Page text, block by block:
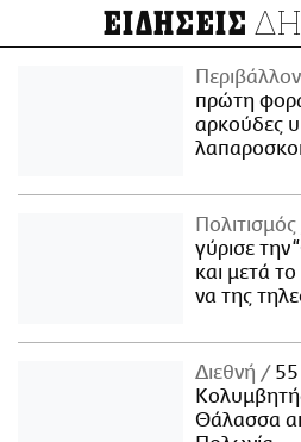
ΕΙΔΗΣΕΙΣ
Περιβάλλον
πρώτη
αρκούδες
Πολιτισμός
γύρισε την
και μετά
να της
Διεθνή
55
Θάλασσα